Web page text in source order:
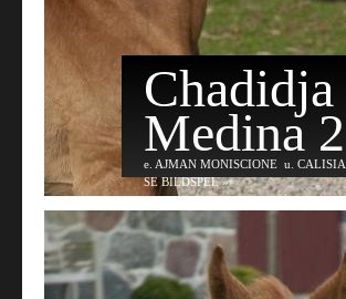
Chadidja
Medina 2
e . AJMAN MONISCIONE u . CALISIA
SE BILDSPEL »